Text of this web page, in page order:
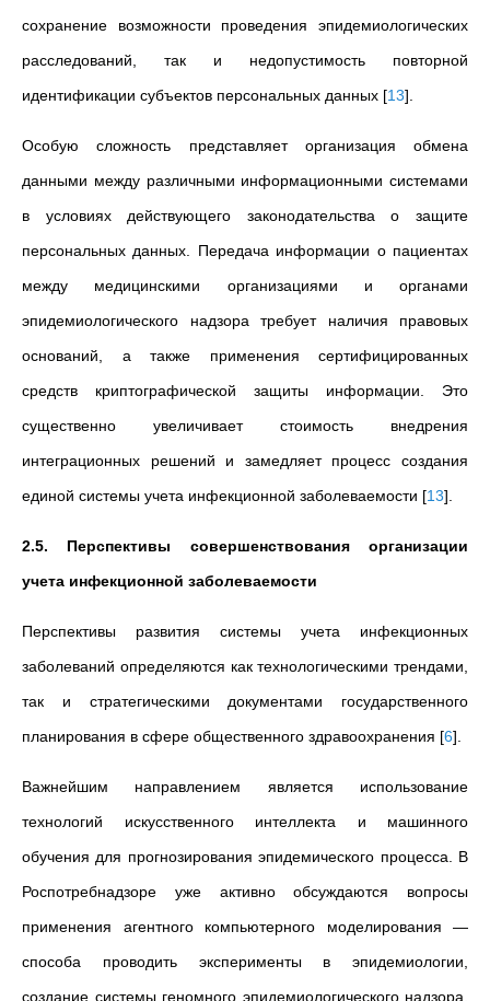
сохранение возможности проведения эпидемиологических
расследований, так и недопустимость повторной
идентификации субъектов персональных данных [13]
Особую сложность представляет организация обмена
данными между различными информационными системами
в условиях действующего законодательства о защите
персональных данных. Передача информации о пациентах
между медицинскими организациями и органами
эпидемиологического надзора требует наличия правовых
оснований, а также применения сертифицированных
средств криптографической защиты информации. Это
существенно увеличивает стоимость внедрения
интеграционных решений и замедляет процесс создания
единой системы учета инфекционной заболеваемости [13]
2.5. Перспективы совершенствования организации
учета инфекционной заболеваемости
Перспективы развития системы учета инфекционных
заболеваний определяются как технологическими трендами,
так и стратегическими документами государственного
планирования в сфере общественного здравоохранения [6]
Важнейшим направлением является использование
технологий искусственного интеллекта и машинного
обучения для прогнозирования эпидемического процесса. В
Роспотребнадзоре уже активно обсуждаются вопросы
применения агентного компьютерного моделирования —
способа проводить эксперименты в эпидемиологии,
создание системы геномного эпидемиологического надзора,